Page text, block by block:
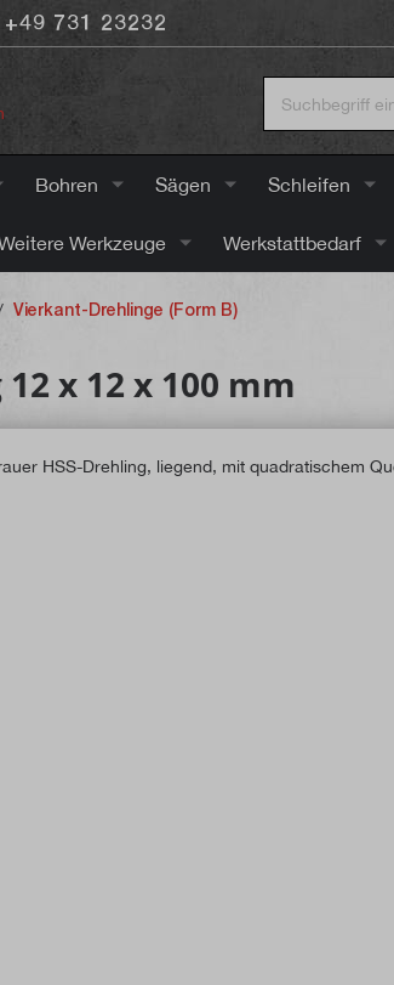
731 23232
Bohren Sägen Schleifen
Werkzeuge Werkstattbedarf
Vierkant-Drehlinge (Form B)
x 12 x 100 mm